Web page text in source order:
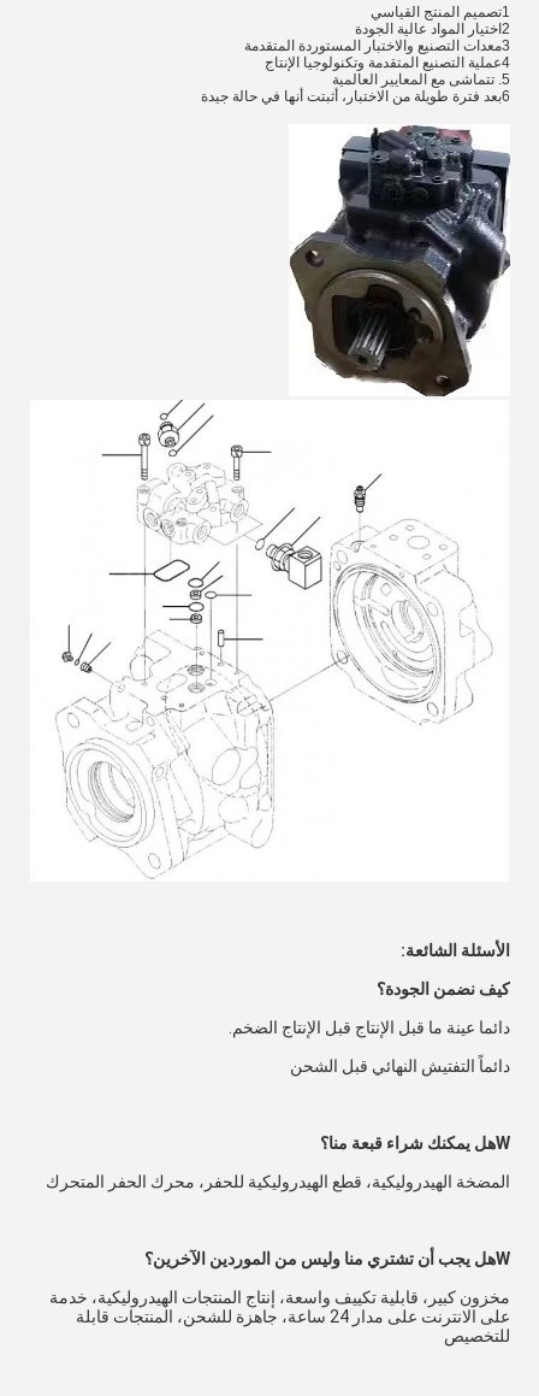
1تصميم المنتج القياسي
2اختيار المواد عالية الجودة
3معدات التصنيع والاختبار المستوردة المتقدمة
4عملية التصنيع المتقدمة وتكنولوجيا الإنتاج
5. تتماشى مع المعايير العالمية
6بعد فترة طويلة من الاختبار، أثبتت أنها في حالة جيدة
الأسئلة الشائعة:
كيف نضمن الجودة؟
دائما عينة ما قبل الإنتاج قبل الإنتاج الضخم.
دائماً التفتيش النهائي قبل الشحن
Wهل يمكنك شراء قبعة منا؟
المضخة الهيدروليكية، قطع الهيدروليكية للحفر، محرك الحفر المتحرك
Wهل يجب أن تشتري منا وليس من الموردين الآخرين؟
للتخصيص